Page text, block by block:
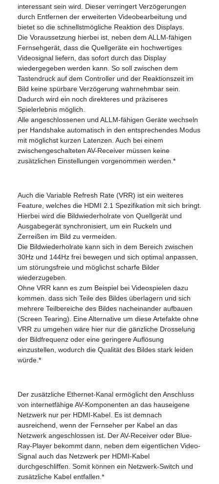
interessant sein wird. Dieser verringert Verzögerungen
durch Entfernen der erweiterten Videobearbeitung und
bietet so die schnellstmögliche Reaktion des Displays.
Die Voraussetzung hierbei ist, neben dem ALLM-fähigen
Fernsehgerät, dass die Quellgeräte ein hochwertiges
Videosignal liefern, das sofort durch das Display
wiedergegeben werden kann. So soll zwischen dem
Tastendruck auf dem Controller und der Reaktionszeit im
Bild keine spürbare Verzögerung wahrnehmbar sein.
Dadurch wird ein noch direkteres und präziseres
Spielerlebnis möglich.
Alle angeschlossenen und ALLM-fähigen Geräte wechseln
per Handshake automatisch in den entsprechendes Modus
mit möglichst kurzen Latenzen. Auch bei einem
zwischengeschalteten AV-Receiver müssen keine
zusätzlichen Einstellungen vorgenommen werden.*
Auch die Variable Refresh Rate (VRR) ist ein weiteres
Feature, welches die HDMI 2.1 Spezifikation mit sich bringt.
Hierbei wird die Bildwiederholrate von Quellgerät und
Ausgabegerät synchronisiert, um ein Ruckeln und
Zerreißen im Bild zu vermeiden.
Die Bildwiederholrate kann sich in dem Bereich zwischen
30Hz und 144Hz frei bewegen und sich optimal anpassen,
um störungsfreie und möglichst scharfe Bilder
wiederzugeben.
Ohne VRR kann es zum Beispiel bei Videospielen dazu
kommen. dass sich Teile des Bildes überlagern und sich
mehrere Teilbereiche des Bildes nacheinander aufbauen
(Screen Tearing). Eine Alternative um diese Artefakte ohne
VRR zu umgehen wäre hier nur die gänzliche Drosselung
der Bildfrequenz oder eine geringere Auflösung
einzustellen, wodurch die Qualität des Bildes stark leiden
würde.*
Der zusätzliche Ethernet-Kanal ermöglicht den Anschluss
von internetfähige AV-Komponenten an das hauseigene
Netzwerk nur per HDMI-Kabel. Es ist demnach
ausreichend, wenn der Fernseher per Kabel an das
Netzwerk angeschlossen ist. Der AV-Receiver oder Blue-
Ray-Player bekommt dann, neben dem eigentlichen Video-
Signal auch das Netzwerk per HDMI-Kabel
durchgeschliffen. Somit können ein Netzwerk-Switch und
zusätzliche Kabel entfallen.*